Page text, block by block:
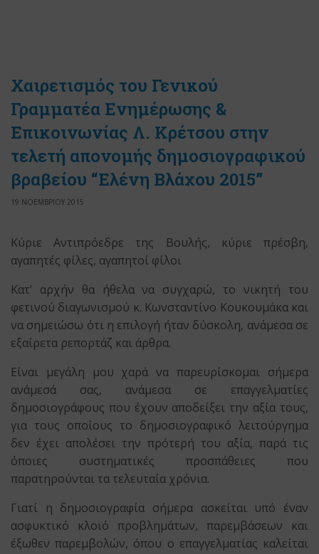
Χαιρετισμός του Γενικού
Γραμματέα Ενημέρωσης &
Επικοινωνίας Λ. Κρέτσου στην
τελετή απονομής δημοσιογραφικού
βραβείου “Ελένη Βλάχου 2015”
19 ΝΟΕΜΒΡΙΟΥ 2015
Κύριε Αντιπρόεδρε της Βουλής, κύριε πρέσβη,
αγαπητές φίλες, αγαπητοί φίλοι
Κατ’ αρχήν θα ήθελα να συγχαρώ, το νικητή του
φετινού διαγωνισμού κ. Κωνσταντίνο Κουκουμάκα και
να σημειώσω ότι η επιλογή ήταν δύσκολη, ανάμεσα σε
εξαίρετα ρεπορτάζ και άρθρα.
Είναι μεγάλη μου χαρά να παρευρίσκομαι σήμερα
ανάμεσά σας, ανάμεσα σε επαγγελματίες
δημοσιογράφους που έχουν αποδείξει την αξία τους,
για τους οποίους το δημοσιογραφικό λειτούργημα
δεν έχει απολέσει την πρότερή του αξία, παρά τις
όποιες συστηματικές προσπάθειες που
παρατηρούνται τα τελευταία χρόνια.
Γιατί η δημοσιογραφία σήμερα ασκείται υπό έναν
ασφυκτικό κλοιό προβλημάτων, παρεμβάσεων και
έξωθεν παρεμβολών, όπου ο επαγγελματίας καλείται